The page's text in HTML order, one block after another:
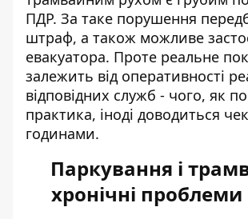
ПДР. За таке порушення
штраф, а також можливе
евакуатора. Проте реальне
залежить від оперативності
відповідних служб - чого, як
практика, іноді доводиться
годинами.
Паркування і
хронічні